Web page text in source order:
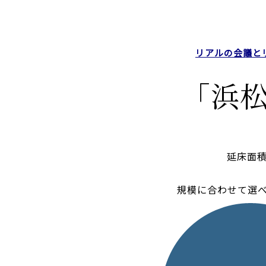
リアルの会議
「浜
延床面
規模に合わせて選